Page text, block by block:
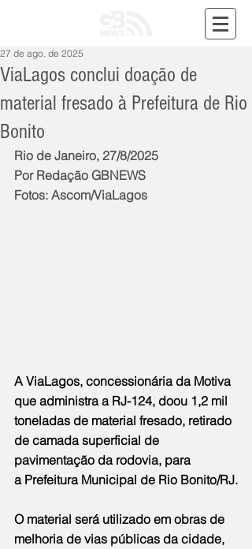
ViaLagos conclui doação de
material fresado à Prefeitura de Rio
Bonito
27 de ago. de 2025
Rio de Janeiro, 27/8/2025
Por Redação GBNEWS
Fotos: Ascom/ViaLagos
A ViaLagos, concessionária da Motiva
que administra a RJ-124, doou 1,2 mil
toneladas de material fresado, retirado
de camada superficial de
pavimentação da rodovia, para
a Prefeitura Municipal de Rio Bonito/RJ.
O material será utilizado em obras de
melhoria de vias públicas da cidade,